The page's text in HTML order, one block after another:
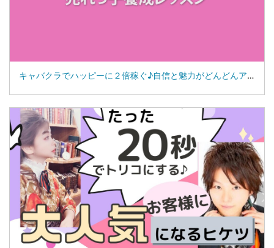
キャバクラでハッピーに２倍稼ぐ♪自信と魅力がどんどんアップする売れっ子養成レッスン